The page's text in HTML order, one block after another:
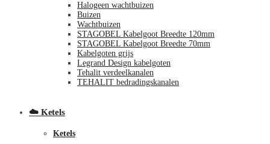
Halogeen wachtbuizen
Buizen
Wachtbuizen
STAGOBEL Kabelgoot Breedte 120mm
STAGOBEL Kabelgoot Breedte 70mm
Kabelgoten grijs
Legrand Design kabelgoten
Tehalit verdeelkanalen
TEHALIT bedradingskanalen
☁️ Ketels
Ketels